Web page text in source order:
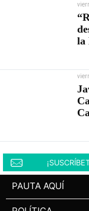
la
PAUTA AQUÍ